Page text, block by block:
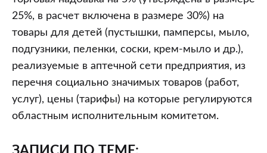
25%, в расчет включена в размере 30%) на
товары для детей (пустышки, памперсы, мыло,
подгузники, пеленки, соски, крем-мыло и др.),
реализуемые в аптечной сети предприятия, из
перечня социально значимых товаров (работ,
услуг), цены (тарифы) на которые регулируются
областным исполнительным комитетом.